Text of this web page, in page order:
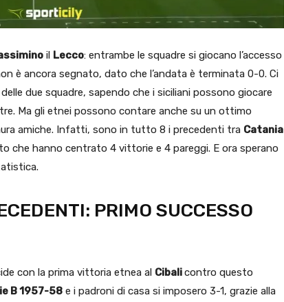
il Lecco: entrambe le squadre si giocano l’accesso
è ancora segnato, dato che l’andata è terminata 0-0. Ci
due squadre, sapendo che i siciliani possono giocare
Ma gli etnei possono contare anche su un ottimo
amiche. Infatti, sono in tutto 8 i precedenti tra Catania
che hanno centrato 4 vittorie e 4 pareggi. E ora sperano
PRIMO SUCCESSO
con la prima vittoria etnea al Cibalicontro questo
B 1957-58 e i padroni di casa si imposero 3-1, grazie alla